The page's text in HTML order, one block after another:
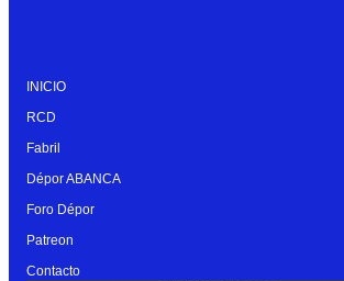
INICIO
RCD
Fabril
Dépor ABANCA
Foro Dépor
Patreon
Contacto